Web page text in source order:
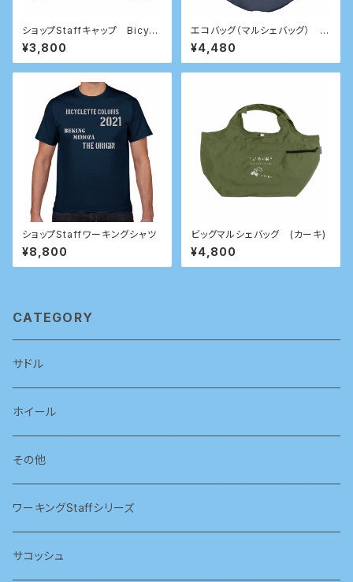
ショップStaffキャップ Bicycl
ette Coloris 9th anniversar
y アクティブ ハリセン モデル
¥3,800
エコバッグ（マルシェバッグ） ネ
イビー
¥4,480
ショップStaffワーキングシャツ
¥8,800
ビッグマルシェバッグ (カーキ)
¥4,800
CATEGORY
サドル
ホイール
その他
ワーキングStaffシリーズ
サコッシュ